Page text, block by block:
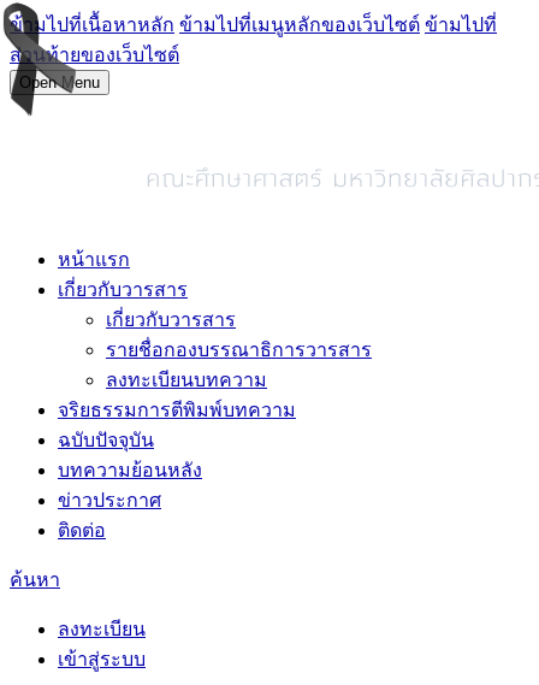
ข้ามไปที่เนื้อหาหลัก ข้ามไปที่เมนูหลักของเว็บไซต์ ข้ามไปที่
ส่วนท้ายของเว็บไซต์
Open Menu
หน้าแรก
เกี่ยวกับวารสาร
เกี่ยวกับวารสาร
รายชื่อกองบรรณาธิการวารสาร
ลงทะเบียนบทความ
จริยธรรมการตีพิมพ์บทความ
ฉบับปัจจุบัน
บทความย้อนหลัง
ข่าวประกาศ
ติดต่อ
ค้นหา
ลงทะเบียน
เข้าสู่ระบบ